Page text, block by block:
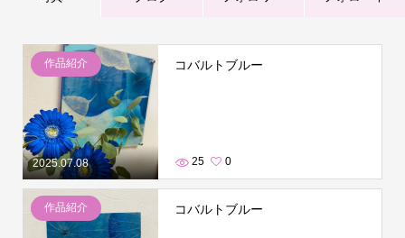
2025.07.08
作品紹介 コバルトブルー
25 0
作品紹介 コバルトブルー